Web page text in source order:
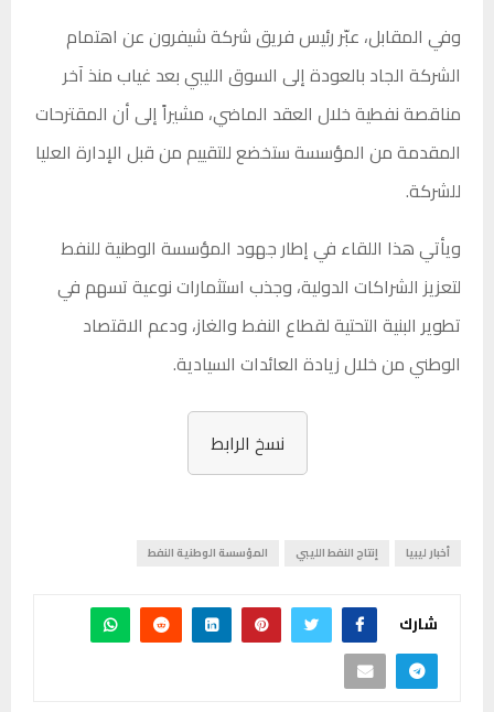
وفي المقابل، عبّر رئيس فريق شركة شيفرون عن اهتمام
الشركة الجاد بالعودة إلى السوق الليبي بعد غياب منذ آخر
مناقصة نفطية خلال العقد الماضي، مشيراً إلى أن المقترحات
المقدمة من المؤسسة ستخضع للتقييم من قبل الإدارة العليا
للشركة.
ويأتي هذا اللقاء في إطار جهود المؤسسة الوطنية للنفط
لتعزيز الشراكات الدولية، وجذب استثمارات نوعية تسهم في
تطوير البنية التحتية لقطاع النفط والغاز، ودعم الاقتصاد
الوطني من خلال زيادة العائدات السيادية.
نسخ الرابط
أخبار ليبيا إنتاج النفط الليبي المؤسسة الوطنية النفط
شارك